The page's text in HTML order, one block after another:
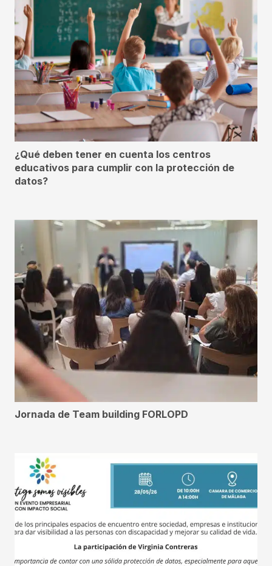
¿Qué deben tener en cuenta los centros
educativos para cumplir con la protección de
datos?
Jornada de Team building FORLOPD